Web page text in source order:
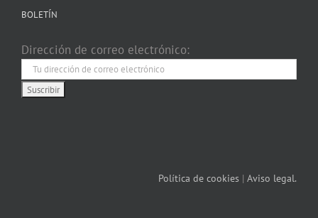
BOLETÍN
Dirección de correo electrónico:
Política de cookies | Aviso legal.